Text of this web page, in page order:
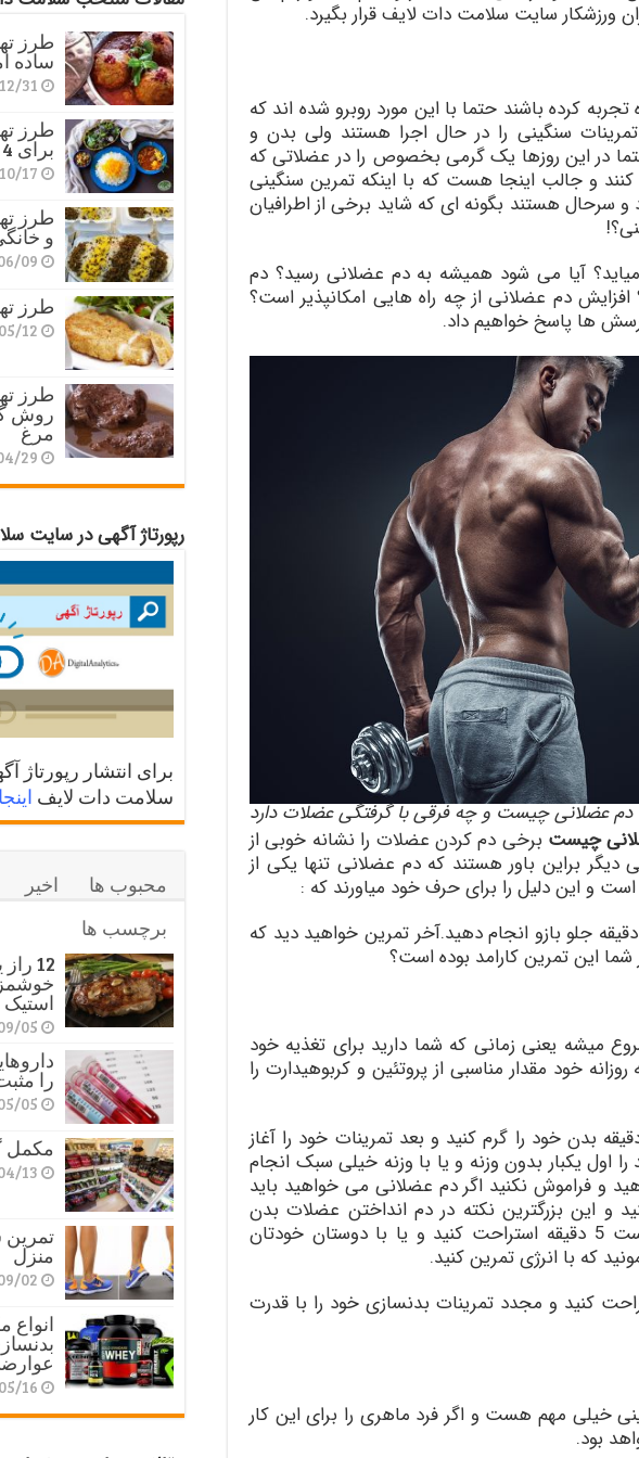
ورزشکار سایت سلامت دات لایف قرار بگیرد.
کرده باشند حتما با این مورد روبرو شده اند که
سنگینی را در حال اجرا هستند ولی بدن و
در این روزها یک گرمی بخصوص را در عضلاتی که
و جالب اینجا هست که با اینکه تمرین سنگینی
و سرحال هستند بگونه ای که شاید برخی از اطرافیان
آیا می شود همیشه به دم عضلانی رسید؟ دم
دم عضلانی از چه راه هایی امکانپذیر است؟
ها پاسخ خواهیم داد.
دم عضلانی چیست و چه فرقی با گرفتگی عضلات دارد
چیست برخی دم کردن عضلات را نشانه خوبی از
دیگر براین باور هستند که دم عضلانی تنها یکی از
و این دلیل را برای حرف خود میاورند که :
یک وزنه بسیار سبک بردارید و ۳۰ دقیقه جلو بازو انجام دهید.آخر تمرین خواهید دید که
این تمرین کارامد بوده است؟
میشه یعنی زمانی که شما دارید برای تغذیه خود
خود مقدار مناسبی از پروتئین و کربوهیدارت را
از ورود به باشگاه حتما حدود 20 دقیقه بدن خود را گرم کنید و بعد تمرینات خود را آغاز
اول یکبار بدون وزنه و یا با وزنه خیلی سبک انجام
و فراموش نکنید اگر دم عضلانی می خواهید باید
این بزرگترین نکته در دم انداختن عضلات بدن
است، شما دیگر نمی توانید بین هر ست 5 دقیقه استراحت کنید و یا با دوستان خودتان
که با انرژی تمرین کنید.
ست ها 50 ثانیه استراحت کنید و مجدد تمرینات بدنسازی خود را با قدرت
خیلی مهم هست و اگر فرد ماهری را برای این کار
بود.
طرز
ساده
31
طرز
برای 4 نفر
17
طرز
و
09
طرز
12
طرز
روش
مرغ
29
رپورتاژ آگهی در سایت
برای انتشار رپورتاژ
سلامت دات لایف
محبوب ها اخیر
برچسب ها
12
استیک
05
را
05
مکمل
13
تمرین
منزل
02
انواع
16